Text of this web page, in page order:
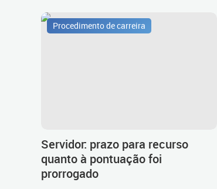
Procedimento de carreira
Servidor: prazo para recurso
quanto à pontuação foi
prorrogado